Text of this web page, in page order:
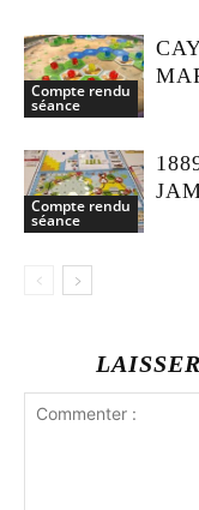
Compte rendu
séance
Compte rendu
séance